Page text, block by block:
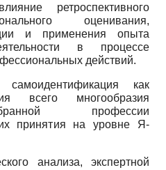
ретроспективного
оценивания,
и применения опыта
в процессе
действий.
как
всего многообразия
профессии
принятия на уровне Я-
анализа, экспертной